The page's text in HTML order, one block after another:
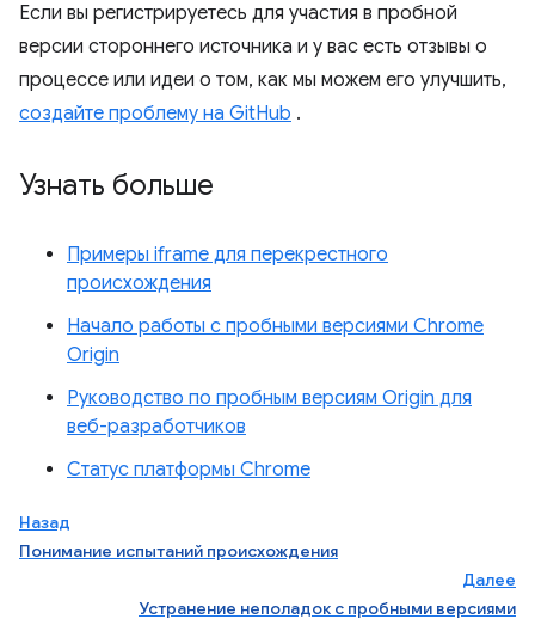
Если вы регистрируетесь для участия в пробной
версии стороннего источника и у вас есть отзывы о
процессе или идеи о том, как мы можем его улучшить,
создайте проблему на GitHub .
Узнать больше
Примеры iframe для перекрестного
происхождения
Начало работы с пробными версиями Chrome
Origin
Руководство по пробным версиям Origin для
веб-разработчиков
Статус платформы Chrome
Назад
Понимание испытаний происхождения
Далее
Устранение неполадок с пробными версиями